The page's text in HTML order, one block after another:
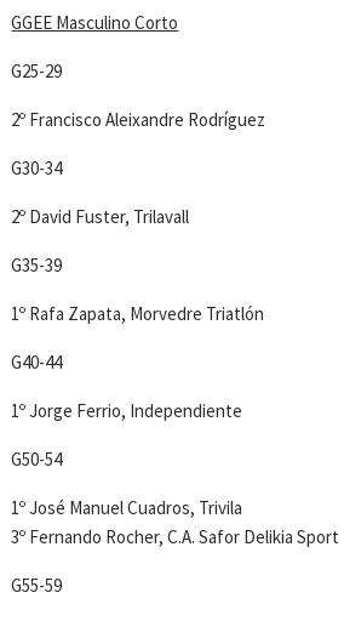
GGEE Masculino Corto
G25-29
2º Francisco Aleixandre Rodríguez
G30-34
2º David Fuster, Trilavall
G35-39
1º Rafa Zapata, Morvedre Triatlón
G40-44
1º Jorge Ferrio, Independiente
G50-54
1º José Manuel Cuadros, Trivila
3º Fernando Rocher, C.A. Safor Delikia Sport
G55-59